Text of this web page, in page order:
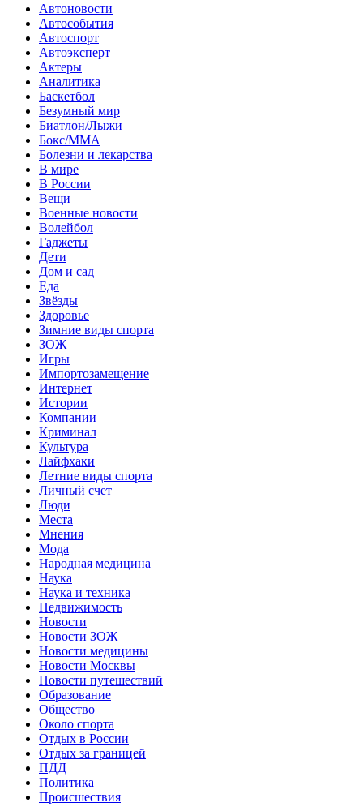
Автоновости
Автособытия
Автоспорт
Автоэксперт
Актеры
Аналитика
Баскетбол
Безумный мир
Биатлон/Лыжи
Бокс/MMA
Болезни и лекарства
В мире
В России
Вещи
Военные новости
Волейбол
Гаджеты
Дети
Дом и сад
Еда
Звёзды
Здоровье
Зимние виды спорта
ЗОЖ
Игры
Импортозамещение
Интернет
Истории
Компании
Криминал
Культура
Лайфхаки
Летние виды спорта
Личный счет
Люди
Места
Мнения
Мода
Народная медицина
Наука
Наука и техника
Недвижимость
Новости
Новости ЗОЖ
Новости медицины
Новости Москвы
Новости путешествий
Образование
Общество
Около спорта
Отдых в России
Отдых за границей
ПДД
Политика
Происшествия